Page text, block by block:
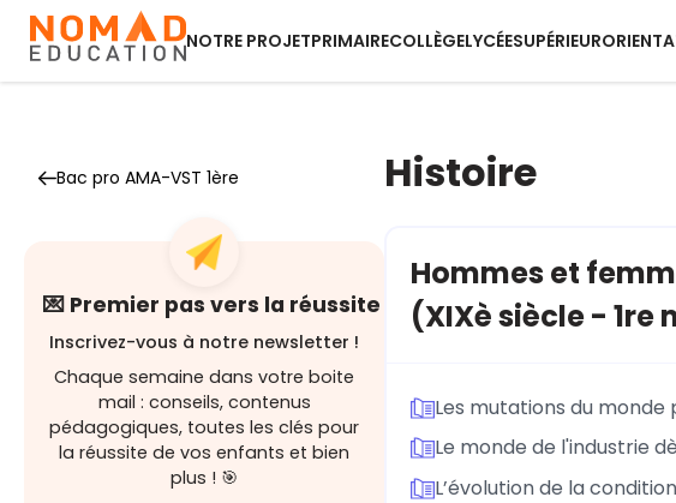
NOTRE PROJETPRIMAIRECOLLÈGELYCÉESUPÉRIEUR
Bac pro AMA-VST 1ère
💌 Premier pas vers la réussite
Inscrivez-vous à notre newsletter !
Chaque semaine dans votre boite
mail : conseils, contenus
pédagogiques, toutes les clés pour
la réussite de vos enfants et bien
plus ! 🎯
Histoire
Hommes et
(XIXè siècle - 1re
Les mutations du monde
Le monde de l'industrie
L’évolution de la